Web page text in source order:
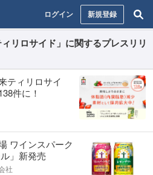
ログイン 新規登録
ィリロサイド」に関するプレスリリ
ティリロサイ
件に！
ワインスパーク
」新発売
社